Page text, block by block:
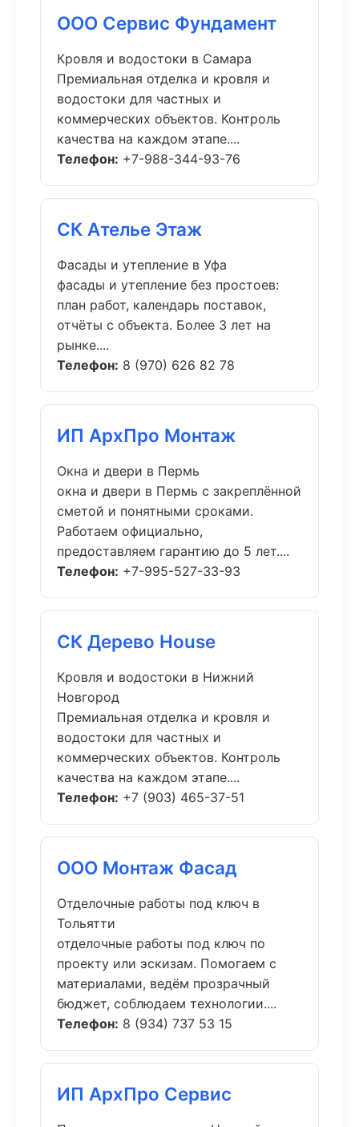
ООО Сервис Фундамент
Кровля и водостоки в Самара
Премиальная отделка и кровля и
водостоки для частных и
коммерческих объектов. Контроль
качества на каждом этапе....
Телефон: +7-988-344-93-76
СК Ателье Этаж
Фасады и утепление в Уфа
фасады и утепление без простоев:
план работ, календарь поставок,
отчёты с объекта. Более 3 лет на
рынке....
Телефон: 8 (970) 626 82 78
ИП АрхПро Монтаж
Окна и двери в Пермь
окна и двери в Пермь с закреплённой
сметой и понятными сроками.
Работаем официально,
предоставляем гарантию до 5 лет....
Телефон: +7-995-527-33-93
СК Дерево House
Кровля и водостоки в Нижний
Новгород
Премиальная отделка и кровля и
водостоки для частных и
коммерческих объектов. Контроль
качества на каждом этапе....
Телефон: +7 (903) 465-37-51
ООО Монтаж Фасад
Отделочные работы под ключ в
Тольятти
отделочные работы под ключ по
проекту или эскизам. Помогаем с
материалами, ведём прозрачный
бюджет, соблюдаем технологии....
Телефон: 8 (934) 737 53 15
ИП АрхПро Сервис